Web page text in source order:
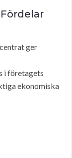
ger
i företagets
ekonomiska